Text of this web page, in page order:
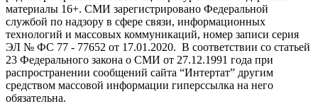
материалы 16+. СМИ зарегистрировано Федеральной
службой по надзору в сфере связи, информационных
технологий и массовых коммуникаций, номер записи серия
ЭЛ № ФС 77 - 77652 от 17.01.2020. В соответствии со статьей
23 Федерального закона о СМИ от 27.12.1991 года при
распространении сообщений сайта “Интертат” другим
средством массовой информации гиперссылка на него
обязательна.